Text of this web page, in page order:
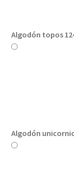
Algodón topos
Algodón